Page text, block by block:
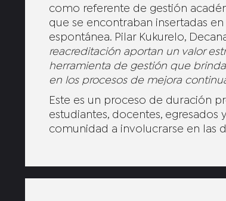
como referente de gestión
que se encontraban insertadas
espontánea. Pilar Kukurelo,
reacreditación aportan un valor
herramienta de gestión que
en los procesos de mejora
Este es un proceso de duración
estudiantes, docentes, egresados
comunidad a involucrarse en las